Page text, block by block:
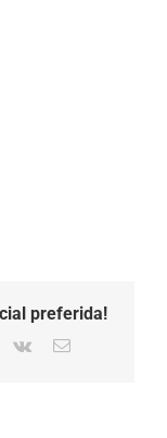
preferida!
Vk Email: